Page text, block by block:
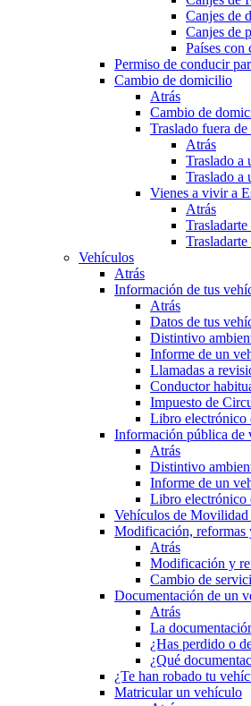
Canjes de
Canjes de
Países con
Permiso de conducir
Cambio de domicilio
Atrás
Cambio de
Traslado fuera de
Atrás
Traslado a
Traslado a
Vienes a vivir a
Atrás
Vehículos
Atrás
Información de tus
Atrás
Datos de tus
Distintivo
Informe de un
Llamadas a
Conductor
Impuesto de
Libro electrónico
Información pública de
Atrás
Distintivo
Informe de un
Libro electrónico
Vehículos de
Modificación, reformas
Atrás
Modificación y
Cambio de
Documentación de un
Atrás
La
¿Has perdido o
¿Qué
¿Te han robado tu
Matricular un vehículo